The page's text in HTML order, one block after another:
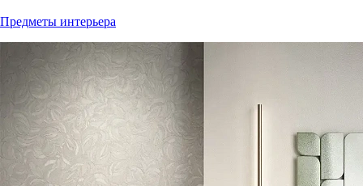
Предметы интерьера